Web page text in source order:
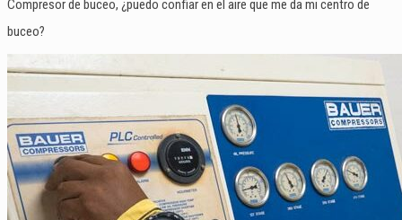
Compresor de buceo, ¿puedo confiar en el aire que me da mi centro de
buceo?